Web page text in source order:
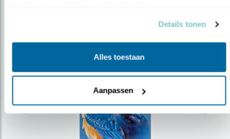
Details tonen
Alles toestaan
Aanpassen